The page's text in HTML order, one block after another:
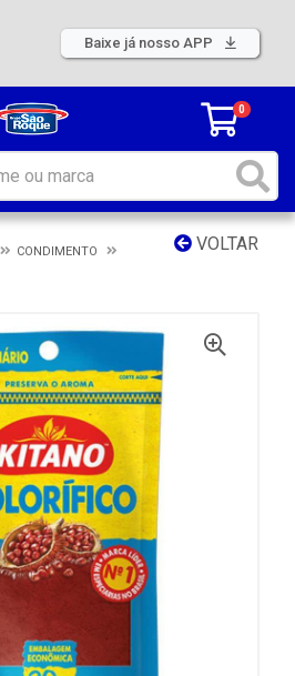
Baixe já nosso APP
0
VOLTAR
CONDIMENTO